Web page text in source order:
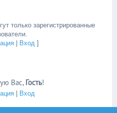
только зарегистрированные
| Вход]
Вас, Гость!
| Вход